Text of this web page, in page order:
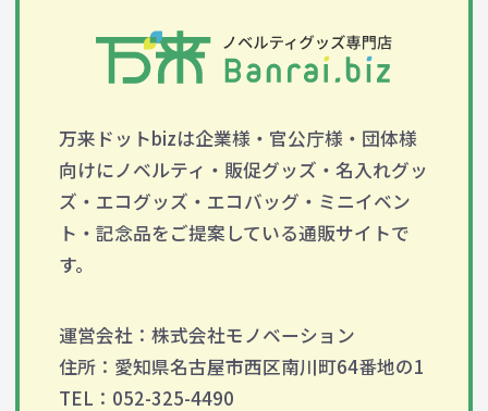
万来ドットbizは企業様・官公庁様・団体様
向けにノベルティ・販促グッズ・名入れグッ
ズ・エコグッズ・エコバッグ・ミニイベン
ト・記念品をご提案している通販サイトで
す。
運営会社：株式会社モノベーション
住所：愛知県名古屋市西区南川町64番地の1
TEL：052-325-4490